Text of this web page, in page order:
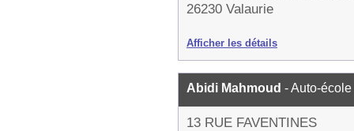
26230 Valaurie
Afficher les détails
Abidi Mahmoud - Auto-école
13 RUE FAVENTINES